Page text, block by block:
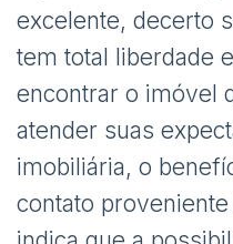
excelente, decerto
tem total liberdade
encontrar o imóvel
atender suas
imobiliária, o
contato